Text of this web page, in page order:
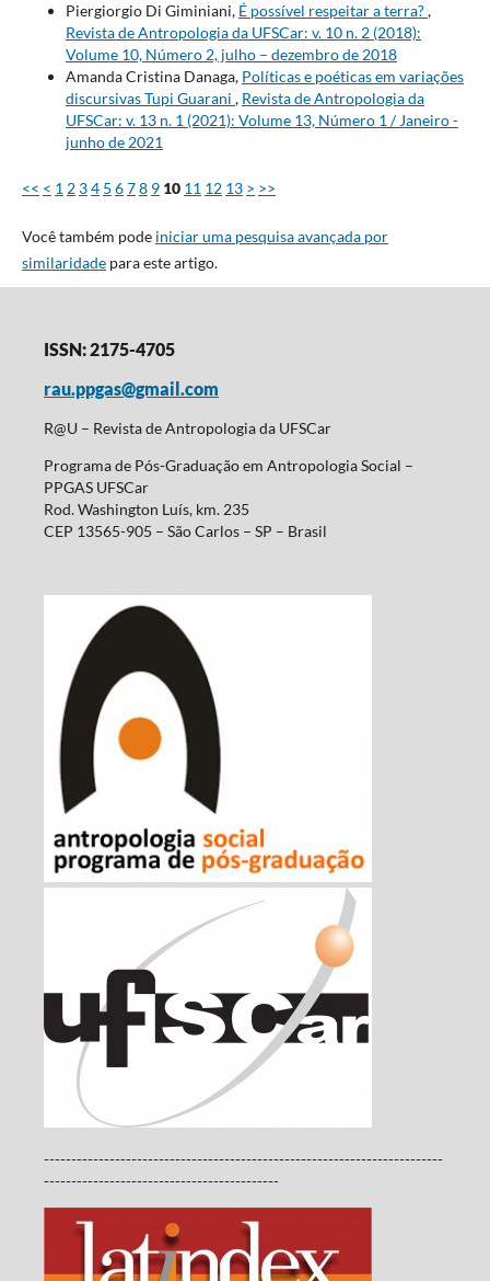
Piergiorgio Di Giminiani, É possível respeitar a terra?,
Revista de Antropologia da UFSCar: v. 10 n. 2 (2018):
Volume 10, Número 2, julho – dezembro de 2018
Amanda Cristina Danaga, Políticas e poéticas em variações
discursivas Tupi Guarani , Revista de Antropologia da
UFSCar: v. 13 n. 1 (2021): Volume 13, Número 1 / Janeiro -
junho de 2021
<< < 1 2 34 5 678 9 10 11 12 13 > >>
Você também pode iniciar uma pesquisa avançada por
similaridadepara este artigo.
ISSN: 2175-4705
rau.ppgas@gmail.com
R@U – Revista de Antropologia da UFSCar
Programa de Pós-Graduação em Antropologia Social –
PPGAS UFSCar
Rod. Washington Luís, km. 235
CEP 13565-905 – São Carlos – SP – Brasil
-------------------------------------------------------------------------
-------------------------------------------